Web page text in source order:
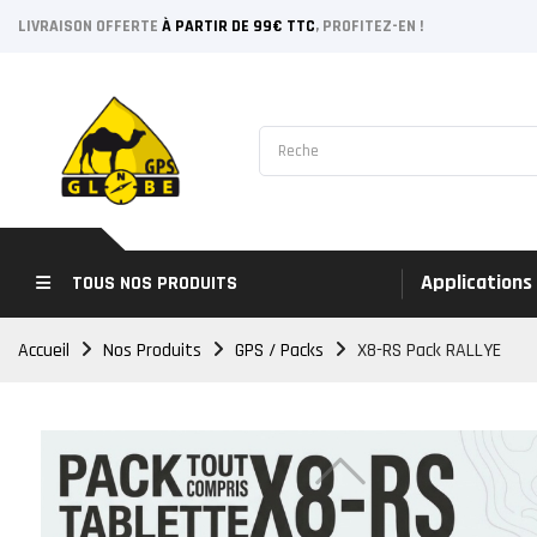
LIVRAISON OFFERTE À PARTIR DE 99€ TTC, PROFITEZ-EN !
TOUS NOS PRODUITS Applications
Accueil Nos Produits GPS / Packs X8-RS Pack RALLYE